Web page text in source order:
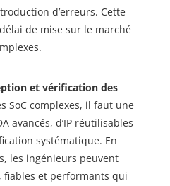
d’erreurs. Cette
de mise sur le marché
et vérification des
SoC complexes, il faut une
avancés, d’IP réutilisables
systématique. En
les ingénieurs peuvent
fiables et performants qui